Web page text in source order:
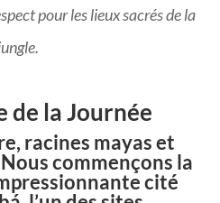
pour les lieux sacrés de la
de la Journée
racines mayas et
commençons la
cité